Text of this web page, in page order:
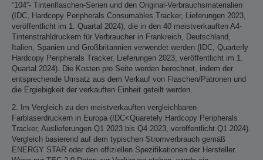
“104”- Tintenflaschen-Serien und den Original-Verbrauchsmaterialien
(IDC, Hardcopy Peripherals Consumables Tracker, Lieferungen 2023,
veröffentlicht im 1. Quartal 2024), die in den 40 meistverkauften A4-
Tintenstrahldruckern für Verbraucher in Frankreich, Deutschland,
Italien, Spanien und Großbritannien verwendet werden (IDC, Quarterly
Hardcopy Peripherals Tracker, Lieferungen 2023, veröffentlicht im 1.
Quartal 2024). Die Kosten pro Seite werden berechnet, indem der
entsprechende Umsatz aus dem Verkauf von Flaschen/Patronen und
die Ergiebigkeit der verkauften Einheit geteilt werden.
2. Im Vergleich zu den meistverkauften vergleichbaren
Farblaserdruckern in Europa (IDC<Quaretely Hardcopy Peripherals
Tracker, Auslieferungen Q1 2023 bis Q4 2023, veröffentlicht Q1 2024).
Vergleich basierend auf dem typischen Stromverbrauch gemäß
ENERGY STAR oder den offiziellen Spezifikationen der Hersteller.